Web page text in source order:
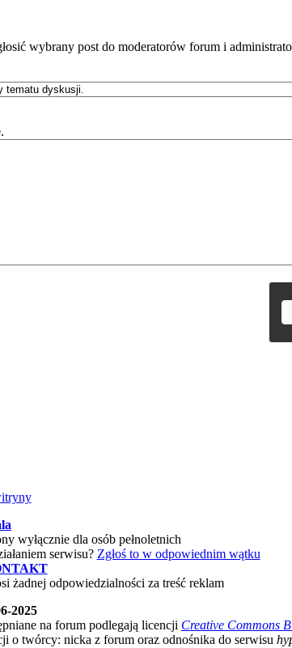
wybrany post do moderatorów forum i
wyłącznie dla osób pełnoletnich
serwisu? Zgłoś to w odpowiednim wątku
żadnej odpowiedzialności za treść reklam
2025
na forum podlegają licencji Creative Commons
o twórcy: nicka z forum oraz odnośnika do serwisu